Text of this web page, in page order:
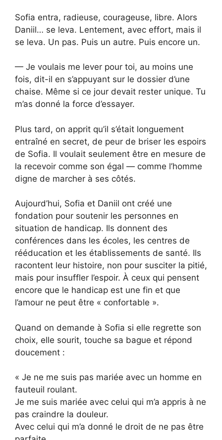
Sofia entra, radieuse, courageuse, libre. Alors
Daniil… se leva. Lentement, avec effort, mais il
se leva. Un pas. Puis un autre. Puis encore un.
— Je voulais me lever pour toi, au moins une
fois, dit-il en s’appuyant sur le dossier d’une
chaise. Même si ce jour devait rester unique. Tu
m’as donné la force d’essayer.
Plus tard, on apprit qu’il s’était longuement
entraîné en secret, de peur de briser les espoirs
de Sofia. Il voulait seulement être en mesure de
la recevoir comme son égal — comme l’homme
digne de marcher à ses côtés.
Aujourd’hui, Sofia et Daniil ont créé une
fondation pour soutenir les personnes en
situation de handicap. Ils donnent des
conférences dans les écoles, les centres de
rééducation et les établissements de santé. Ils
racontent leur histoire, non pour susciter la pitié,
mais pour insuffler l’espoir. À ceux qui pensent
encore que le handicap est une fin et que
l’amour ne peut être « confortable ».
Quand on demande à Sofia si elle regrette son
choix, elle sourit, touche sa bague et répond
doucement :
« Je ne me suis pas mariée avec un homme en
fauteuil roulant.
Je me suis mariée avec celui qui m’a appris à ne
pas craindre la douleur.
Avec celui qui m’a donné le droit de ne pas être